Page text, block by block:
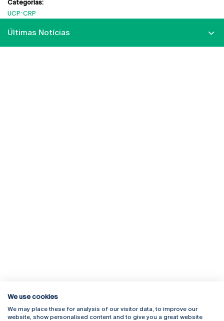
Categorias:
UCP-CRP
Últimas Notícias
Rua Diogo Botelho 1327
Campus Online
We use cookies
We may place these for analysis of our visitor data, to improve our
website, show personalised content and to give you a great website